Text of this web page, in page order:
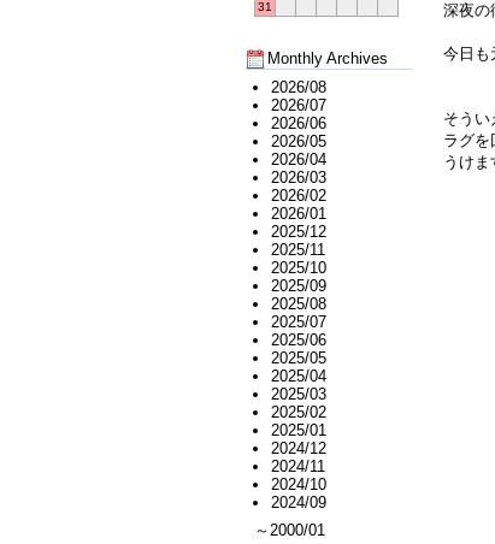
31
Monthly Archives
2026/08
2026/07
2026/06
2026/05
2026/04
2026/03
2026/02
2026/01
2025/12
2025/11
2025/10
2025/09
2025/08
2025/07
2025/06
2025/05
2025/04
2025/03
2025/02
2025/01
2024/12
2024/11
2024/10
2024/09
～2000/01
深夜の
今日も
そうい
ラグを
うけま